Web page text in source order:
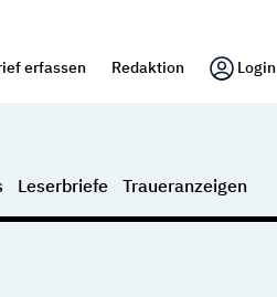
erfassen Redaktion Login
Leserbriefe Traueranzeigen